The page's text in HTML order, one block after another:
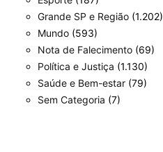
Grande SP e Região (1.202)
Mundo (593)
Nota de Falecimento (69)
Política e Justiça (1.130)
Saúde e Bem-estar (79)
Sem Categoria (7)